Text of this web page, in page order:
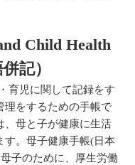
Child Health
記）
育児に関して記録をす
理をするための手帳で
、母と子が健康に生活
す。母子健康手帳(日本
子のために、厚生労働